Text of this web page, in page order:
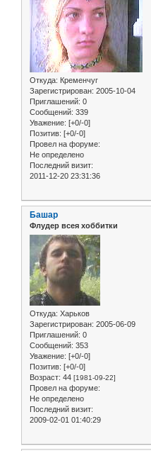
Откуда: Кременчуг
Зарегистрирован: 2005-10-04
Приглашений: 0
Сообщений: 339
Уважение: [+0/-0]
Позитив: [+0/-0]
Провел на форуме:
Не определено
Последний визит:
2011-12-20 23:31:36
Башар
Флудер всея хоббитки
Откуда: Харьков
Зарегистрирован: 2005-06-09
Приглашений: 0
Сообщений: 353
Уважение: [+0/-0]
Позитив: [+0/-0]
Возраст: 44 [1981-09-22]
Провел на форуме:
Не определено
Последний визит:
2009-02-01 01:40:29